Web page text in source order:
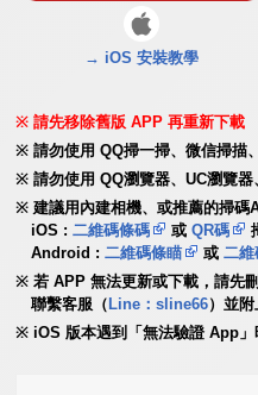
→ iOS 安裝教學
請先移除舊版 APP 再重新下載
請勿使用 QQ掃一掃、微信掃描
請勿使用 QQ瀏覽器、UC瀏覽
建議用內建相機、或推薦的掃碼
iOS :二維碼條碼 或QR碼
Android :二維碼條瞄 或二維
若 APP 無法更新或下載，請先
聯繫客服（ Line：sline66）並
iOS 版本遇到「無法驗證 App」